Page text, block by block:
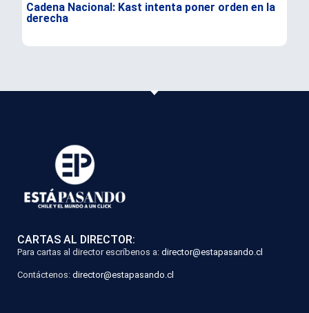
Cadena Nacional: Kast intenta poner orden en la
derecha
CARTAS AL DIRECTOR:
Para cartas al director escríbenos a: director@estapasando.cl
Contáctenos: director@estapasando.cl